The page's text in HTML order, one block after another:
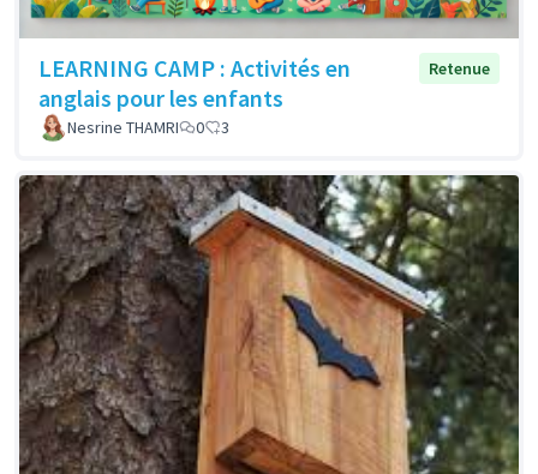
LEARNING CAMP : Activités en
anglais pour les enfants
Retenue
Nesrine THAMRI 0 3